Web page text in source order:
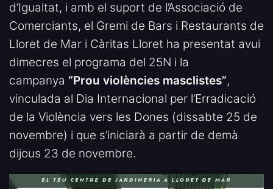
d’Igualtat, i amb el suport de l’Associació de
Comerciants, el Gremi de Bars i Restaurants de
Lloret de Mar i Càritas Lloret ha presentat avui
dimecres el programa del 25N i la
campanya “Prou violències masclistes”,
vinculada al Dia Internacional per l’Erradicació
de la Violència vers les Dones (dissabte 25 de
novembre) i que s’iniciarà a partir de demà
dijous 23 de novembre.